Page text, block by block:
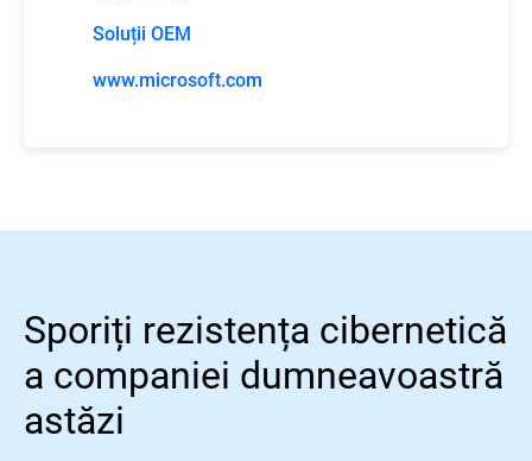
Soluții OEM
www.microsoft.com
Sporiți rezistența cibernetică
a companiei dumneavoastră
astăzi